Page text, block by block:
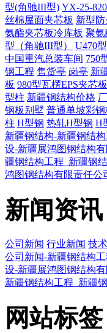
型(角驰III型) YX-25-
丝棉屋面夹芯板 新型
氨酯夹芯板冷库板 聚氨
型（角驰III型）
U470
中国重汽总装车间 750
钢工程 售货亭 岗亭 新
板 980型瓦楞EPS夹芯板
型柱 新疆钢结构价格
钢板别墅 普通单坡彩
柱 H型钢 热轧H型钢 H
新疆钢结构-新疆钢结
设-新疆展鸿图钢结构有
疆钢结构工程_新疆钢
鸿图钢结构有限责任公
新闻资讯
公司新闻 行业新闻 技
公司新闻-新疆钢结构
设-新疆展鸿图钢结构有
新疆钢结构工程_新疆
网站标签